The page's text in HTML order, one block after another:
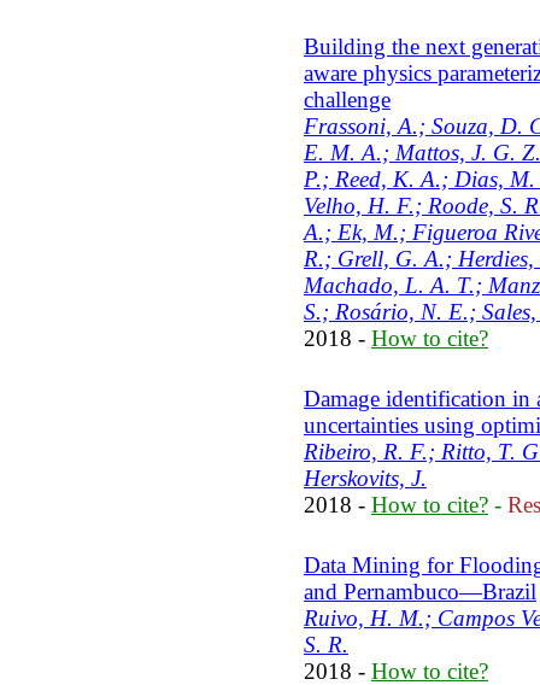
Building the next
aware physics
challenge
Frassoni, A.; Souza, D.
E. M. A.; Mattos, J. G.
P.; Reed, K. A.; Dias,
Velho, H. F.; Roode, S.
A.; Ek, M.; Figueroa
R.; Grell, G. A.;
Machado, L. A. T.;
S.; Rosário, N. E.;
2018 - How to cite?
Damage identification
uncertainties using
Ribeiro, R. F.; Ritto, T.
Herskovits, J.
2018 - How to cite? -
Data Mining for
and Pernambuco—Brazil
Ruivo, H. M.; Campos
S. R.
2018 - How to cite?